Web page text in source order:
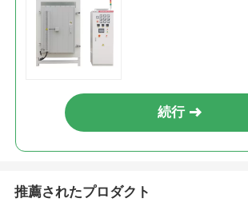
続行
推薦されたプロダクト